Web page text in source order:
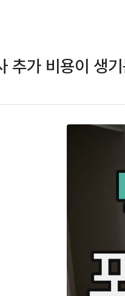
추가 비용이 생